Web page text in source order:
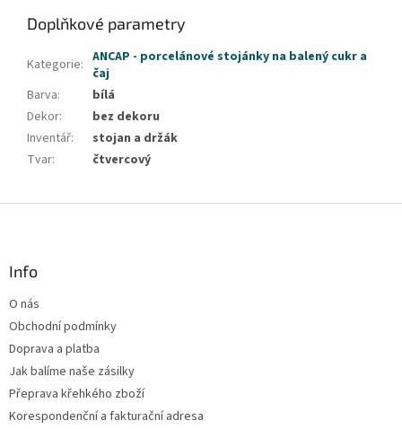
Doplňkové parametry
Kategorie: ANCAP - porcelánové stojánky na balený cukr a
čaj
Barva:
bílá
Dekor:
bez dekoru
Inventář:
stojan a držák
Tvar: čtvercový
Info
O nás
Obchodní podmínky
Doprava a platba
Jak balíme naše zásilky
Přeprava křehkého zboží
Korespondenční a fakturační adresa